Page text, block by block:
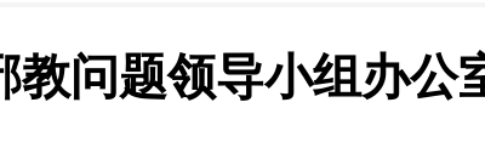
教问题领导小组办公